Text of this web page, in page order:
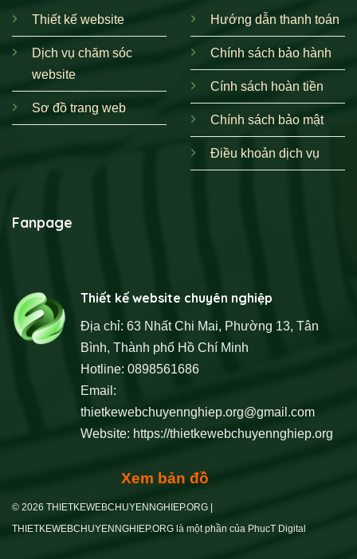
Thiết kế website
Dịch vụ chăm sóc
website
Sơ đồ trang web
Hướng dẫn thanh toán
Chính sách bảo hành
Cính sách hoàn tiền
Chính sách bảo mật
Điều khoản dịch vụ
Fanpage
Thiết kế website chuyên nghiệp
Địa chỉ: 63 Nhất Chi Mai, Phường 13, Tân
Bình, Thành phố Hồ Chí Minh
Hotline: 0898561686
Email:
thietkewebchuyennghiep.org@gmail.com
Website: https://thietkewebchuyennghiep.org
Xem bản đồ
© 2026 THIETKEWEBCHUYENNGHIEP.ORG |
THIETKEWEBCHUYENNGHIEP.ORG là một phần của PhucT Digital